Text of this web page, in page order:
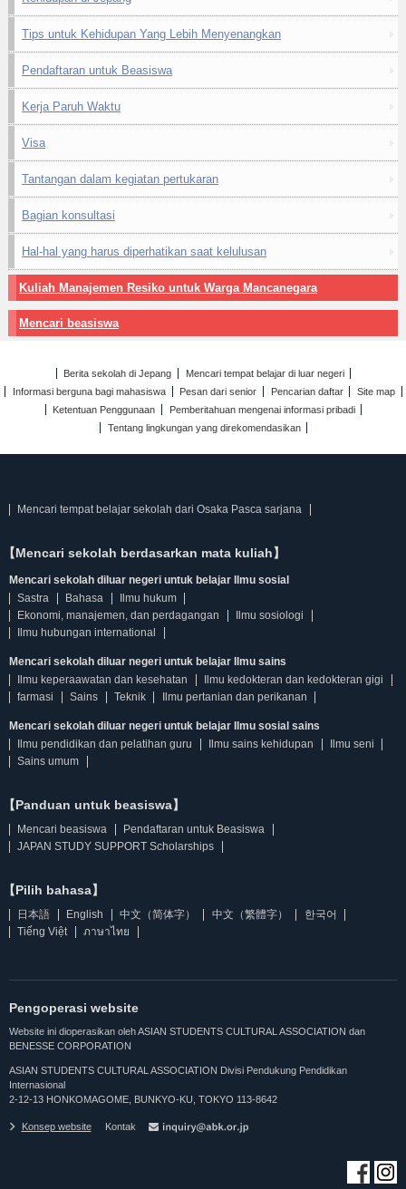
Tips untuk Kehidupan Yang Lebih Menyenangkan
Pendaftaran untuk Beasiswa
Kerja Paruh Waktu
Visa
Tantangan dalam kegiatan pertukaran
Bagian konsultasi
Hal-hal yang harus diperhatikan saat kelulusan
Kuliah Manajemen Resiko untuk Warga Mancanegara
Mencari beasiswa
Berita sekolah di Jepang
Mencari tempat belajar di luar negeri
Informasi berguna bagi mahasiswa
Pesan dari senior Pencarian daftar
Site map
Ketentuan Penggunaan
Pemberitahuan mengenai informasi pribadi
Tentang lingkungan yang direkomendasikan
Mencari tempat belajar sekolah dari Osaka Pasca sarjana
【Mencari sekolah berdasarkan mata kuliah】
Mencari sekolah diluar negeri untuk belajar Ilmu sosial
Sastra
Bahasa
Ilmu hukum
Ekonomi, manajemen, dan perdagangan
Ilmu sosiologi
Ilmu hubungan international
Mencari sekolah diluar negeri untuk belajar Ilmu sains
Ilmu keperaawatan dan kesehatan
Ilmu kedokteran dan kedokteran gigi
farmasi
Sains Teknik Ilmu pertanian dan perikanan
Mencari sekolah diluar negeri untuk belajar Ilmu sosial sains
Ilmu pendidikan dan pelatihan guru
Ilmu sains kehidupan
Ilmu seni
Sains umum
【Panduan untuk beasiswa】
Mencari beasiswa
Pendaftaran untuk Beasiswa
JAPAN STUDY SUPPORT Scholarships
【Pilih bahasa】
日本語 English 中文（简体字） 中文（繁體字）
한국어
Tiếng Việt
ภาษาไทย
Pengoperasi website
Website ini dioperasikan oleh ASIAN STUDENTS CULTURAL ASSOCIATION dan
BENESSE CORPORATION
ASIAN STUDENTS CULTURAL ASSOCIATION Divisi Pendukung Pendidikan
Internasional
2-12-13 HONKOMAGOME, BUNKYO-KU, TOKYO 113-8642
Konsep website Kontak